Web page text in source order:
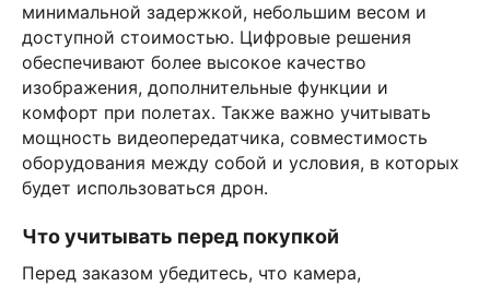
минимальной задержкой, небольшим весом и
доступной стоимостью. Цифровые решения
обеспечивают более высокое качество
изображения, дополнительные функции и
комфорт при полетах. Также важно учитывать
мощность видеопередатчика, совместимость
оборудования между собой и условия, в которых
будет использоваться дрон.
Что учитывать перед покупкой
Перед заказом убедитесь, что камера,